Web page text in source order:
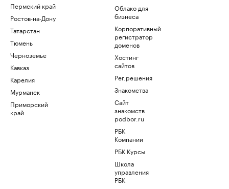
Пермский край
Ростов-на-Дону
Татарстан
Тюмень
Черноземье
Кавказ
Карелия
Мурманск
Приморский
край
Облако для
бизнеса
Корпоративный
регистратор
доменов
Хостинг
сайтов
Рег.решения
Знакомства
Сайт
знакомств
podbor.ru
РБК
Компании
РБК Курсы
Школа
управления
РБК